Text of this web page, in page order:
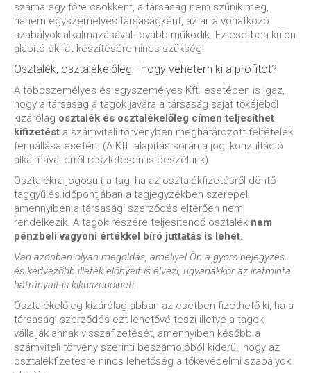
száma egy főre csökkent, a társaság nem szűnik meg,
hanem egyszemélyes társaságként, az arra vonatkozó
szabályok alkalmazásával tovább működik. Ez esetben külön
alapító okirat készítésére nincs szükség.
Osztalék, osztalékelőleg - hogy vehetem ki a profitot?
A többszemélyes és egyszemélyes Kft. esetében is igaz,
hogy a társaság a tagok javára a társaság saját tőkéjéből
kizárólag osztalék és osztalékelőleg címen teljesíthet
kifizetést a számviteli törvényben meghatározott feltételek
fennállása esetén. (A Kft. alapítás során a jogi konzultáció
alkalmával erről részletesen is beszélünk)
Osztalékra jogosult a tag, ha az osztalékfizetésről döntő
taggyűlés időpontjában a tagjegyzékben szerepel,
amennyiben a társasági szerződés eltérően nem
rendelkezik. A tagok részére teljesítendő osztalék nem
pénzbeli vagyoni értékkel bíró juttatás is lehet.
Van azonban olyan megoldás, amellyel Ön a gyors bejegyzés
és kedvezőbb illeték előnyeit is élvezi, ugyanakkor az iratminta
hátrányait is kiküszöbölheti.
Osztalékelőleg kizárólag abban az esetben fizethető ki, ha a
társasági szerződés ezt lehetővé teszi illetve a tagok
vállalják annak visszafizetését, amennyiben később a
számviteli törvény szerinti beszámolóból kiderül, hogy az
osztalékfizetésre nincs lehetőség a tőkevédelmi szabályok